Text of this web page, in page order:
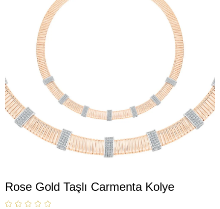
Rose Gold Taşlı Carmenta Kolye